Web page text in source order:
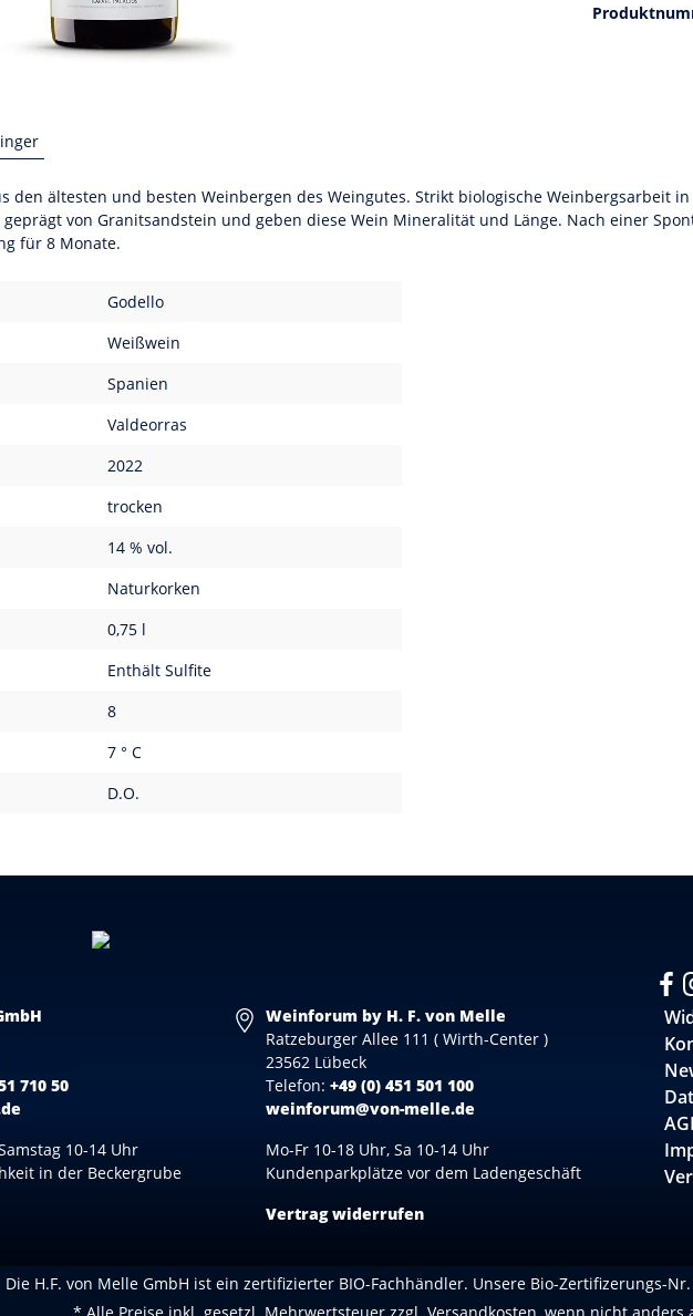
den ältesten und besten Weinbergen des Weingutes. Strikt biologische Weinbergsarbeit
von Granitsandstein und geben diese Wein Mineralität und Länge. Nach einer
für 8 Monate.
Godello
Weißwein
Spanien
Valdeorras
2022
trocken
14 % vol.
Naturkorken
0,75 l
Enthält Sulfite
8
7 ° C
D.O.
710 50
10-14 Uhr
in der Beckergrube
Weinforum by H. F. von Melle
Ratzeburger Allee 111 ( Wirth-Center )
23562 Lübeck
Telefon: +49 (0) 451 501 100
weinforum@von-melle.de
Mo-Fr 10-18 Uhr, Sa 10-14 Uhr
Kundenparkplätze vor dem Ladengeschäft
Vertrag widerrufen
Die H.F. von Melle GmbH ist ein zertifizierter BIO-Fachhändler. Unsere Bio-Zertifizerungs-Nr.